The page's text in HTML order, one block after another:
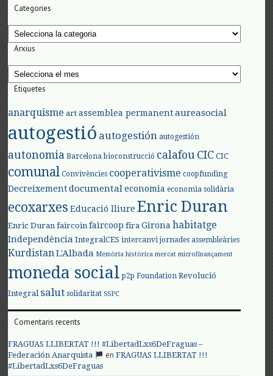
Categories
Categories
Arxius
Arxius
Etiquetes
anarquisme art assemblea permanent aureasocial
autogestió autogestión autogestión
autonomia Barcelona bioconstrucció calafouCIC CIC
comunal Convivències cooperativisme coopfunding
Decreixement documental economia economia solidària
ecoxarxes Educació lliure Enric Duran
Enric Duran faircoin faircoop fira Girona habitatge
Independència IntegralCES intercanvi jornades assembleàries
KurdistanL'Albada Memòria històrica mercat microfinançament
moneda social p2p Foundation Revolució
Integral salut solidaritat SSPC
Comentaris recents
FRAGUAS LLIBERTAT !!! #LibertadLxs6DeFraguas –
Federación Anarquista
enFRAGUAS LLIBERTAT !!!
#LibertadLxs6DeFraguas